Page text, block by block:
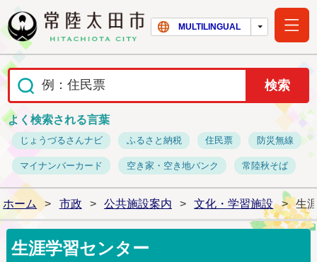
常陸太田市ホー
MULTILINGUAL
よく検索される言葉
じょうづるさんナビ ふるさと納税 住民票 防災無線
マイナンバーカード 空き家・空き地バンク 常陸秋そば
ホーム > 市政 > 公共施設案内 > 文化・学習施設 > 生
生涯学習センター